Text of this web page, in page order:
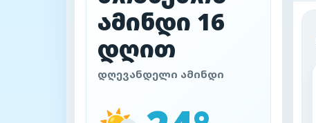
ამინდი 16
დღით
დღევანდელი ამინდი